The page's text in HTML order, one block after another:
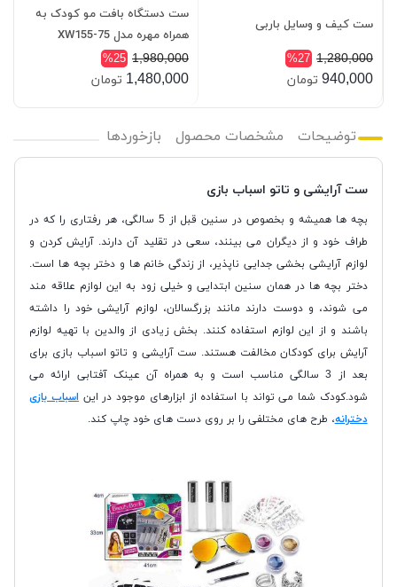
ست کیف و وسایل باربی
1,280,000
%27
940,000 تومان
ست دستگاه بافت مو کودک به
همراه مهره مدل 75-XW155
1,980,000
%25
1,480,000 تومان
توضیحات مشخصات محصول بازخوردها
ست آرایشی و تاتو اسباب بازی
بچه ها همیشه و بخصوص در سنین قبل از 5 سالگی، هر رفتاری را که در
طراف خود و از دیگران می بینند، سعی در تقلید آن دارند. آرایش کردن و
لوازم آرایشی بخشی جدایی ناپذیر، از زندگی خانم ها و دختر بچه ها است.
دختر بچه ها در همان سنین ابتدایی و خیلی زود به این لوازم علاقه مند
می شوند، و دوست دارند مانند بزرگسالان، لوازم آرایشی خود را داشته
باشند و از این لوازم استفاده کنند. بخش زیادی از والدین با تهیه لوازم
آرایش برای کودکان مخالفت هستند. ست آرایشی و تاتو اسباب بازی برای
بعد از 3 سالگی مناسب است و به همراه آن عینک آفتابی ارائه می
شود.کودک شما می تواند با استفاده از ابزارهای موجود در این اسباب بازی
دخترانه، طرح های مختلفی را بر روی دست های خود چاپ کند.